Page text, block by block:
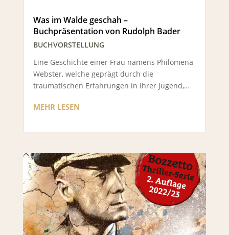
Was im Walde geschah –
Buchpräsentation von Rudolph Bader
BUCHVORSTELLUNG
Eine Geschichte einer Frau namens Philomena
Webster, welche geprägt durch die
traumatischen Erfahrungen in ihrer Jugend,…
MEHR LESEN